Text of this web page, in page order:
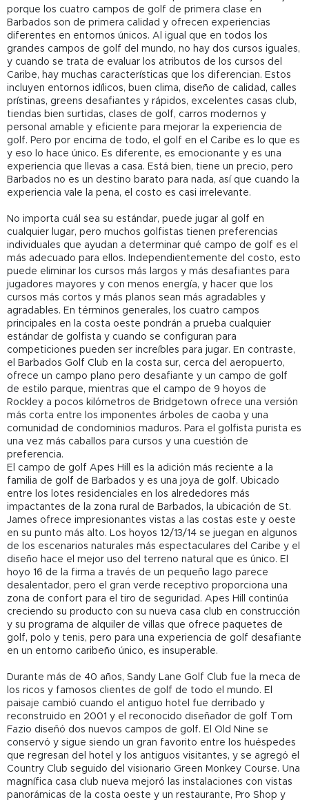
porque los cuatro campos de golf de primera clase en
Barbados son de primera calidad y ofrecen experiencias
diferentes en entornos únicos. Al igual que en todos los
grandes campos de golf del mundo, no hay dos cursos iguales,
y cuando se trata de evaluar los atributos de los cursos del
Caribe, hay muchas características que los diferencian. Estos
incluyen entornos idílicos, buen clima, diseño de calidad, calles
prístinas, greens desafiantes y rápidos, excelentes casas club,
tiendas bien surtidas, clases de golf, carros modernos y
personal amable y eficiente para mejorar la experiencia de
golf. Pero por encima de todo, el golf en el Caribe es lo que es
y eso lo hace único. Es diferente, es emocionante y es una
experiencia que llevas a casa. Está bien, tiene un precio, pero
Barbados no es un destino barato para nada, así que cuando la
experiencia vale la pena, el costo es casi irrelevante.
No importa cuál sea su estándar, puede jugar al golf en
cualquier lugar, pero muchos golfistas tienen preferencias
individuales que ayudan a determinar qué campo de golf es el
más adecuado para ellos. Independientemente del costo, esto
puede eliminar los cursos más largos y más desafiantes para
jugadores mayores y con menos energía, y hacer que los
cursos más cortos y más planos sean más agradables y
agradables. En términos generales, los cuatro campos
principales en la costa oeste pondrán a prueba cualquier
estándar de golfista y cuando se configuran para
competiciones pueden ser increíbles para jugar. En contraste,
el Barbados Golf Club en la costa sur, cerca del aeropuerto,
ofrece un campo plano pero desafiante y un campo de golf
de estilo parque, mientras que el campo de 9 hoyos de
Rockley a pocos kilómetros de Bridgetown ofrece una versión
más corta entre los imponentes árboles de caoba y una
comunidad de condominios maduros. Para el golfista purista es
una vez más caballos para cursos y una cuestión de
preferencia.
El campo de golf Apes Hill es la adición más reciente a la
familia de golf de Barbados y es una joya de golf. Ubicado
entre los lotes residenciales en los alrededores más
impactantes de la zona rural de Barbados, la ubicación de St.
James ofrece impresionantes vistas a las costas este y oeste
en su punto más alto. Los hoyos 12/13/14 se juegan en algunos
de los escenarios naturales más espectaculares del Caribe y el
diseño hace el mejor uso del terreno natural que es único. El
hoyo 16 de la firma a través de un pequeño lago parece
desalentador, pero el gran verde receptivo proporciona una
zona de confort para el tiro de seguridad. Apes Hill continúa
creciendo su producto con su nueva casa club en construcción
y su programa de alquiler de villas que ofrece paquetes de
golf, polo y tenis, pero para una experiencia de golf desafiante
en un entorno caribeño único, es insuperable.
Durante más de 40 años, Sandy Lane Golf Club fue la meca de
los ricos y famosos clientes de golf de todo el mundo. El
paisaje cambió cuando el antiguo hotel fue derribado y
reconstruido en 2001 y el reconocido diseñador de golf Tom
Fazio diseñó dos nuevos campos de golf. El Old Nine se
conservó y sigue siendo un gran favorito entre los huéspedes
que regresan del hotel y los antiguos visitantes, y se agregó el
Country Club seguido del visionario Green Monkey Course. Una
magnífica casa club nueva mejoró las instalaciones con vistas
panorámicas de la costa oeste y un restaurante, Pro Shop y